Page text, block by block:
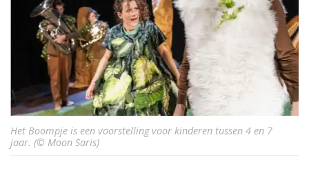
Het Boompje is een voorstelling voor kinderen tussen 4 en 7
jaar. (© Moon Saris)